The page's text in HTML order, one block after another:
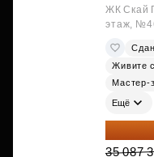
ЖК Скай
этаж,
Живите
Мастер-
Ещё
30 876
35 087